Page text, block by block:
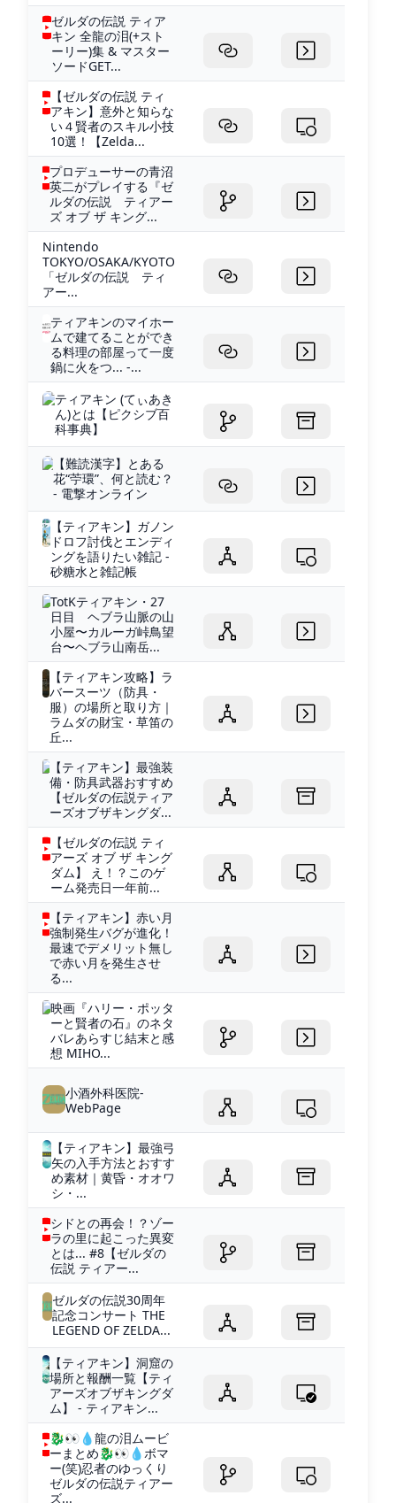
ゼルダの伝説 ティア
キン 全龍の泪(+スト
ーリー)集 & マスター
ソードGET...
【ゼルダの伝説 ティ
アキン】意外と知らな
い４賢者のスキル小技
10選！【Zelda...
プロデューサーの青沼
英二がプレイする『ゼ
ルダの伝説 ティアー
ズ オブ ザ キング...
Nintendo
TOKYO/OSAKA/KYOTO
「ゼルダの伝説 ティ
アー...
ティアキンのマイホー
ムで建てることができ
る料理の部屋って一度
鍋に火をつ... -...
ティアキン (てぃあき
ん)とは【ピクシブ百
科事典】
【難読漢字】とある
花“苧環”、何と読む？
- 電撃オンライン
【ティアキン】ガノン
ドロフ討伐とエンディ
ングを語りたい雑記 -
砂糖水と雑記帳
TotKティアキン・27
日目 ヘブラ山脈の山
小屋〜カルーガ峠鳥望
台〜ヘブラ山南岳...
【ティアキン攻略】ラ
バースーツ（防具・
服）の場所と取り方｜
ラムダの財宝・草笛の
丘...
【ティアキン】最強装
備・防具武器おすすめ
【ゼルダの伝説ティア
ーズオブザキングダ...
【ゼルダの伝説 ティ
アーズ オブ ザ キング
ダム】 え！？このゲ
ーム発売日一年前...
【ティアキン】赤い月
強制発生バグが進化！
最速でデメリット無し
で赤い月を発生させ
る...
映画『ハリー・ポッタ
ーと賢者の石』のネタ
バレあらすじ結末と感
想 MIHO...
小酒外科医院-
WebPage
【ティアキン】最強弓
矢の入手方法とおすす
め素材｜黄昏・オオワ
シ・...
シドとの再会！？ゾー
ラの里に起こった異変
とは... #8【ゼルダの
伝説 ティアー...
ゼルダの伝説30周年
記念コンサート THE
LEGEND OF ZELDA...
【ティアキン】洞窟の
場所と報酬一覧【ティ
アーズオブザキングダ
ム】 - ティアキン...
🐉👀💧龍の泪ムービ
ーまとめ🐉👀💧ボマ
ー(笑)忍者のゆっくり
ゼルダの伝説ティアー
ズ...